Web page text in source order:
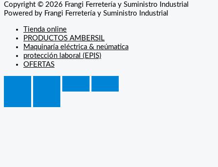
Copyright © 2026 Frangi Ferretería y Suministro Industrial
Powered by Frangi Ferretería y Suministro Industrial
Tienda online
PRODUCTOS AMBERSIL
Maquinaría eléctrica & neúmatica
protección laboral (EPIS)
OFERTAS